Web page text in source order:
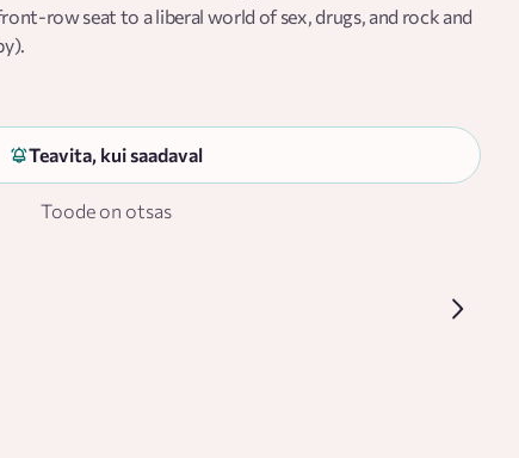
row seat to a liberal world of sex, drugs, and rock and
Teavita, kui saadaval
Toode on otsas